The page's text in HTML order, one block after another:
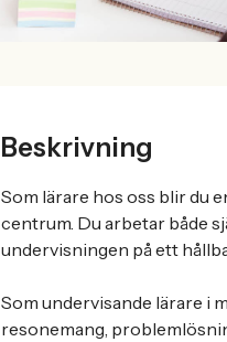
Beskrivning
Som lärare hos oss blir du
centrum. Du arbetar både
undervisningen på ett
Som undervisande lärare i
resonemang,